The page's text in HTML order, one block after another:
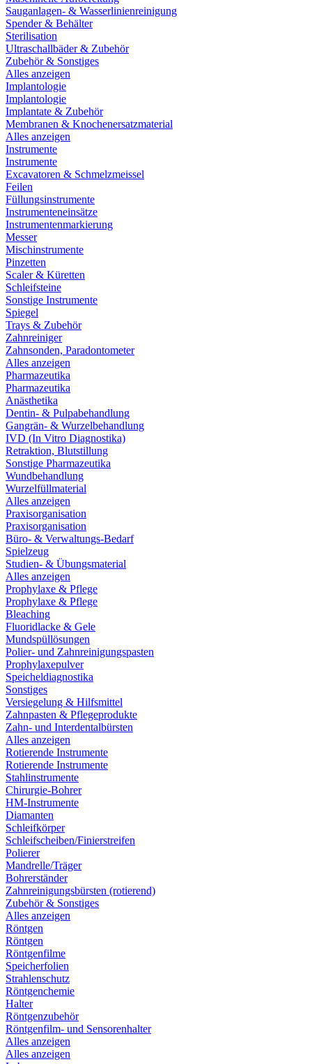
Sauganlagen- & Wasserlinienreinigung
Spender & Behälter
Sterilisation
Ultraschallbäder & Zubehör
Zubehör & Sonstiges
Alles anzeigen
Implantologie
Implantologie
Implantate & Zubehör
Membranen & Knochenersatzmaterial
Alles anzeigen
Instrumente
Instrumente
Excavatoren & Schmelzmeissel
Feilen
Füllungsinstrumente
Instrumenteneinsätze
Instrumentenmarkierung
Messer
Mischinstrumente
Pinzetten
Scaler & Küretten
Schleifsteine
Sonstige Instrumente
Spiegel
Trays & Zubehör
Zahnreiniger
Zahnsonden, Paradontometer
Alles anzeigen
Pharmazeutika
Pharmazeutika
Anästhetika
Dentin- & Pulpabehandlung
Gangrän- & Wurzelbehandlung
IVD (In Vitro Diagnostika)
Retraktion, Blutstillung
Sonstige Pharmazeutika
Wundbehandlung
Wurzelfüllmaterial
Alles anzeigen
Praxisorganisation
Praxisorganisation
Büro- & Verwaltungs-Bedarf
Spielzeug
Studien- & Übungsmaterial
Alles anzeigen
Prophylaxe & Pflege
Prophylaxe & Pflege
Bleaching
Fluoridlacke & Gele
Mundspüllösungen
Polier- und Zahnreinigungspasten
Prophylaxepulver
Speicheldiagnostika
Sonstiges
Versiegelung & Hilfsmittel
Zahnpasten & Pflegeprodukte
Zahn- und Interdentalbürsten
Alles anzeigen
Rotierende Instrumente
Rotierende Instrumente
Stahlinstrumente
Chirurgie-Bohrer
HM-Instrumente
Diamanten
Schleifkörper
Schleifscheiben/Finierstreifen
Polierer
Mandrelle/Träger
Bohrerständer
Zahnreinigungsbürsten (rotierend)
Zubehör & Sonstiges
Alles anzeigen
Röntgen
Röntgen
Röntgenfilme
Speicherfolien
Strahlenschutz
Röntgenchemie
Halter
Röntgenzubehör
Röntgenfilm- und Sensorenhalter
Alles anzeigen
Alles anzeigen